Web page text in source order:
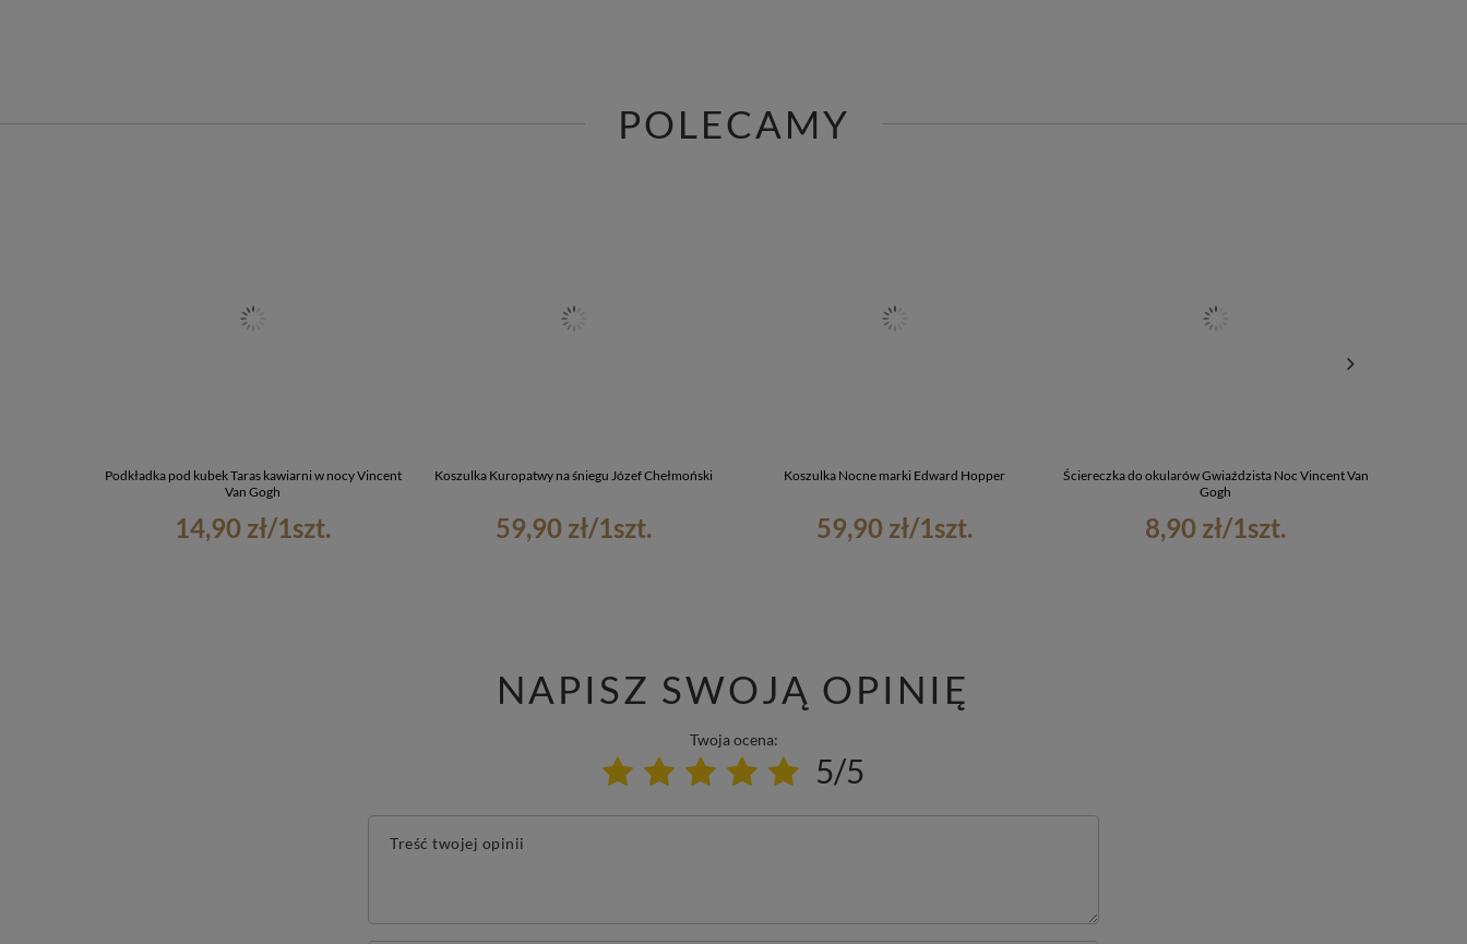
POLECAMY
Podkładka pod kubek Taras kawiarni w nocy Vincent
Van Gogh
14,90 zł/1szt.
Koszulka Kuropatwy na śniegu Józef Chełmoński
59,90 zł/1szt.
Koszulka Nocne marki Edward Hopper
59,90 zł/1szt.
Ściereczka do okularów Gwiaździsta Noc Vincent Van
Gogh
8,90 zł/1szt.
NAPISZ SWOJĄ OPINIĘ
Twoja ocena:
5/5
Treść twojej opinii